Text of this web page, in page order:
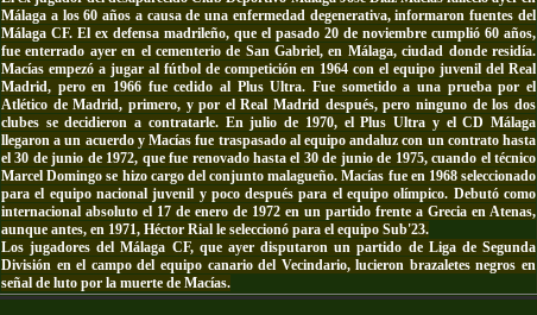
Málaga a los 60 años a causa de una enfermedad degenerativa, informaron fuentes del
Málaga CF. El ex defensa madrileño, que el pasado 20 de noviembre cumplió 60 años,
fue enterrado ayer en el cementerio de San Gabriel, en Málaga, ciudad donde residía.
Macías empezó a jugar al fútbol de competición en 1964 con el equipo juvenil del Real
Madrid, pero en 1966 fue cedido al Plus Ultra. Fue sometido a una prueba por el
Atlético de Madrid, primero, y por el Real Madrid después, pero ninguno de los dos
clubes se decidieron a contratarle. En julio de 1970, el Plus Ultra y el CD Málaga
llegaron a un acuerdo y Macías fue traspasado al equipo andaluz con un contrato hasta
el 30 de junio de 1972, que fue renovado hasta el 30 de junio de 1975, cuando el técnico
Marcel Domingo se hizo cargo del conjunto malagueño. Macías fue en 1968 seleccionado
para el equipo nacional juvenil y poco después para el equipo olímpico. Debutó como
internacional absoluto el 17 de enero de 1972 en un partido frente a Grecia en Atenas,
aunque antes, en 1971, Héctor Rial le seleccionó para el equipo Sub'23.
Los jugadores del Málaga CF, que ayer disputaron un partido de Liga de Segunda
División en el campo del equipo canario del Vecindario, lucieron brazaletes negros en
señal de luto por la muerte de Macías.